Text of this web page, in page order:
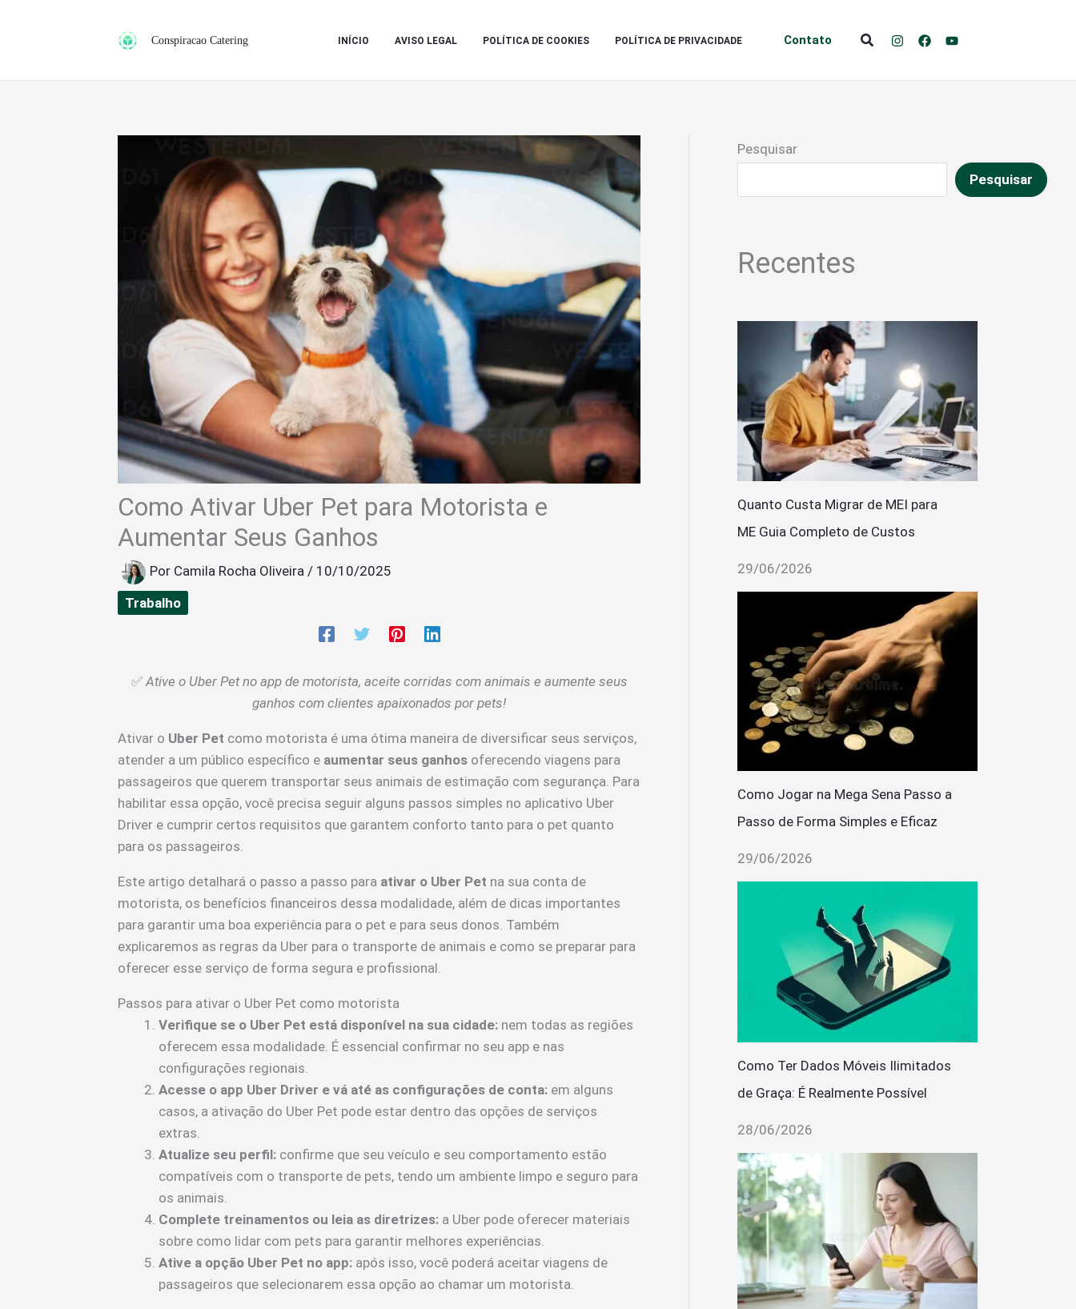
Conspiracao Catering INÍCIO AVISO LEGAL POLÍTICA DE COOKIES POLÍTICA DE PRIVACIDADE Contato Pesquisar
Como Ativar Uber Pet para Motorista e
Aumentar Seus Ganhos
Por Camila Rocha Oliveira / 10/10/2025
Trabalho
✅Ative o Uber Pet no app de motorista, aceite corridas com animais e aumente seus
ganhos com clientes apaixonados por pets!
Ativar o Uber Pet como motorista é uma ótima maneira de diversificar seus serviços,
atender a um público específico e aumentar seus ganhos oferecendo viagens para
passageiros que querem transportar seus animais de estimação com segurança. Para
habilitar essa opção, você precisa seguir alguns passos simples no aplicativo Uber
Driver e cumprir certos requisitos que garantem conforto tanto para o pet quanto
para os passageiros.
Este artigo detalhará o passo a passo para ativar o Uber Pet na sua conta de
motorista, os benefícios financeiros dessa modalidade, além de dicas importantes
para garantir uma boa experiência para o pet e para seus donos. Também
explicaremos as regras da Uber para o transporte de animais e como se preparar para
oferecer esse serviço de forma segura e profissional.
Passos para ativar o Uber Pet como motorista
Verifique se o Uber Pet está disponível na sua cidade: nem todas as regiões
oferecem essa modalidade. É essencial confirmar no seu app e nas
configurações regionais.
Acesse o app Uber Driver e vá até as configurações de conta: em alguns
casos, a ativação do Uber Pet pode estar dentro das opções de serviços
extras.
Atualize seu perfil: confirme que seu veículo e seu comportamento estão
compatíveis com o transporte de pets, tendo um ambiente limpo e seguro para
os animais.
Complete treinamentos ou leia as diretrizes: a Uber pode oferecer materiais
sobre como lidar com pets para garantir melhores experiências.
Ative a opção Uber Pet no app: após isso, você poderá aceitar viagens de
passageiros que selecionarem essa opção ao chamar um motorista.
Pesquisar
Pesquisar
Recentes
Quanto Custa Migrar de MEI para
ME Guia Completo de Custos
29/06/2026
Como Jogar na Mega Sena Passo a
Passo de Forma Simples e Eficaz
29/06/2026
Como Ter Dados Móveis Ilimitados
de Graça: É Realmente Possível
28/06/2026